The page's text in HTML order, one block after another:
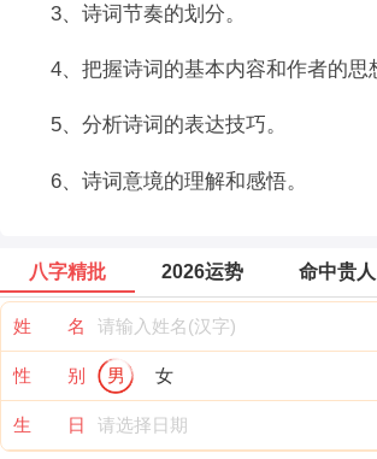
3、诗词节奏的划分。
4、把握诗词的基本内容和作者的思
5、分析诗词的表达技巧。
6、诗词意境的理解和感悟。
八字精批 2026运势 命中贵人
姓 名
性 别 男 女
生 日